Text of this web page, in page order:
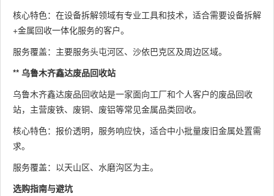
核心特色：在设备拆解领域有专业工具和技术，适合需要设备拆解
+金属回收一体化服务的客户。
服务覆盖：主要服务头屯河区、沙依巴克区及周边区域。
** 乌鲁木齐鑫达废品回收站
乌鲁木齐鑫达废品回收站是一家面向工厂和个人客户的废品回收
站，主营废铁、废铜、废铝等常见金属品类回收。
核心特色：报价透明，服务响应快，适合中小批量废旧金属处置需
求。
服务覆盖：以天山区、水磨沟区为主。
选购指南与避坑